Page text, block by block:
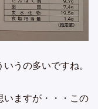
うの多いですね。
いますが・・・この